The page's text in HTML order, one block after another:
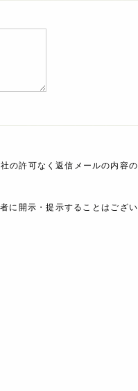
の許可なく返信メールの内容の
に開示・提示することはござい